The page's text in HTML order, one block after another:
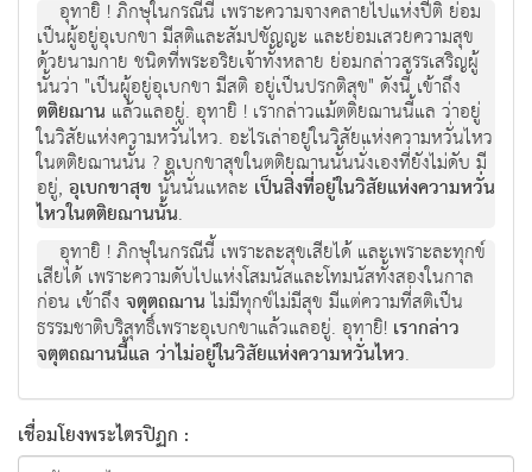
อุทายิ ! ภิกษุในกรณีนี้ เพราะความจางคลายไปแห่งปีติ ย่อม
เป็นผู้อยู่อุเบกขา มีสติและสัมปชัญญะ และย่อมเสวยความสุข
ด้วยนามกาย ชนิดที่พระอริยเจ้าทั้งหลาย ย่อมกล่าวสรรเสริญผู้
นั้นว่า "เป็นผู้อยู่อุเบกขา มีสติ อยู่เป็นปรกติสุข" ดังนี้ เข้าถึง
ตติยฌาน แล้วแลอยู่. อุทายิ ! เรากล่าวแม้ตติยฌานนี้แล ว่าอยู่
ในวิสัยแห่งความหวั่นไหว. อะไรเล่าอยู่ในวิสัยแห่งความหวั่นไหว
ในตติยฌานนั้น ? อุเบกขาสุขในตติยฌานนั้นนั่งเองที่ยังไม่ดับ มี
อยู่, อุเบกขาสุข นั้นนั่นแหละ เป็นสิ่งที่อยู่ในวิสัยแห่งความหวั่น
ไหวในตติยฌานนั้น.
อุทายิ ! ภิกษุในกรณีนี้ เพราะละสุขเสียได้ และเพราะละทุกข์
เสียได้ เพราะความดับไปแห่งโสมนัสและโทมนัสทั้งสองในกาล
ก่อน เข้าถึง จตุตถฌานไม่มีทุกข์ไม่มีสุข มีแต่ความที่สติเป็น
ธรรมชาติบริสุทธิ์เพราะอุเบกขาแล้วแลอยู่. อุทายิ! เรากล่าว
จตุตถฌานนี้แล ว่าไม่อยู่ในวิสัยแห่งความหวั่นไหว.
เชื่อมโยงพระไตรปิฏก :